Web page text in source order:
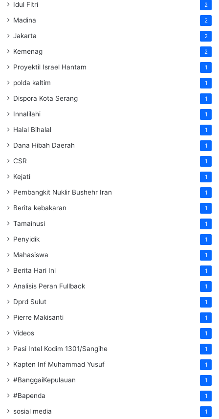
Idul Fitri 2
Madina 2
Jakarta 2
Kemenag 2
Proyektil Israel Hantam 1
polda kaltim 1
Dispora Kota Serang 1
Innalilahi 1
Halal Bihalal 1
Dana Hibah Daerah 1
CSR 1
Kejati 1
Pembangkit Nuklir Bushehr Iran 1
Berita kebakaran 1
Tamainusi 1
Penyidik 1
Mahasiswa 1
Berita Hari Ini 1
Analisis Peran Fullback 1
Dprd Sulut 1
Pierre Makisanti 1
Videos 1
Pasi Intel Kodim 1301/Sangihe 1
Kapten Inf Muhammad Yusuf 1
#BanggaiKepulauan 1
#Bapenda 1
sosial media 1